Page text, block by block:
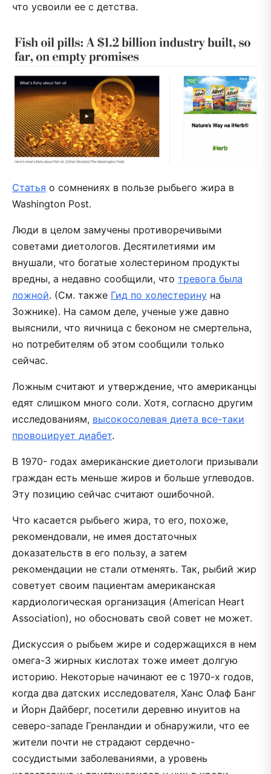
что усвоили ее с детства.
Статья о сомнениях в пользе рыбьего жира в
Washington Post.
Люди в целом замучены противоречивыми
советами диетологов. Десятилетиями им
внушали, что богатые холестерином продукты
вредны, а недавно сообщили, что тревога была
ложной. (См. также Гид по холестерину на
Зожнике). На самом деле, ученые уже давно
выяснили, что яичница с беконом не смертельна,
но потребителям об этом сообщили только
сейчас.
Ложным считают и утверждение, что американцы
едят слишком много соли. Хотя, согласно другим
исследованиям, высокосолевая диета все-таки
провоцирует диабет.
В 1970- годах американские диетологи призывали
граждан есть меньше жиров и больше углеводов.
Эту позицию сейчас считают ошибочной.
Что касается рыбьего жира, то его, похоже,
рекомендовали, не имея достаточных
доказательств в его пользу, а затем
рекомендации не стали отменять. Так, рыбий жир
советует своим пациентам американская
кардиологическая организация (American Heart
Association), но обосновать свой совет не может.
Дискуссия о рыбьем жире и содержащихся в нем
омега-3 жирных кислотах тоже имеет долгую
историю. Некоторые начинают ее с 1970-х годов,
когда два датских исследователя, Ханс Олаф Банг
и Йорн Дайберг, посетили деревню инуитов на
северо-западе Гренландии и обнаружили, что ее
жители почти не страдают сердечно-
сосудистыми заболеваниями, а уровень